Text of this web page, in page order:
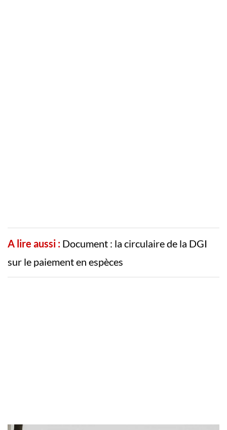
A lire aussi : Document : la circulaire de la DGI
sur le paiement en espèces